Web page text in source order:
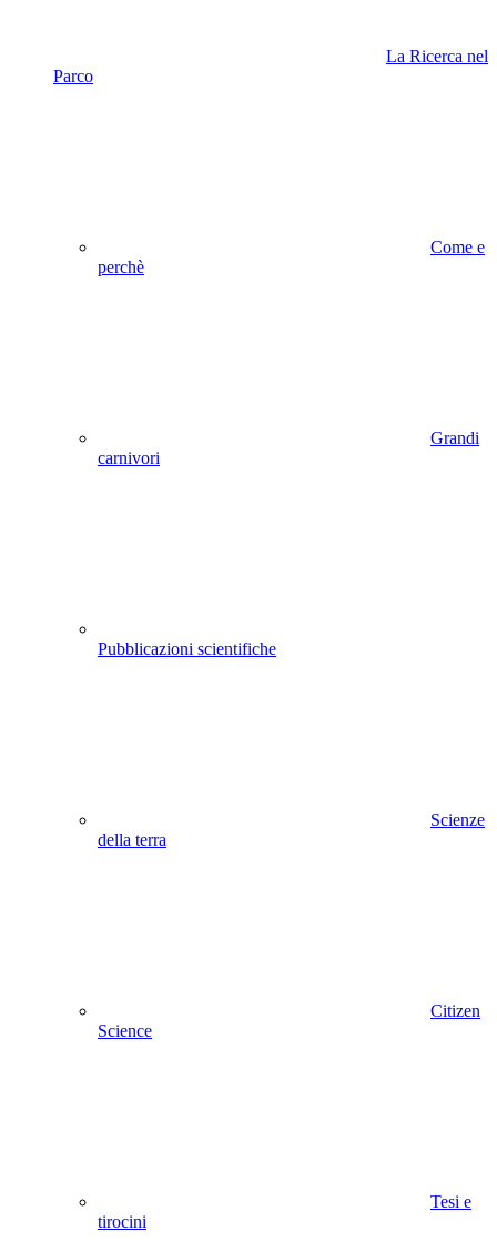
La Ricerca nel
Parco
Come e
perchè
Grandi
carnivori
Pubblicazioni scientifiche
Scienze
della terra
Citizen
Science
Tesi e
tirocini